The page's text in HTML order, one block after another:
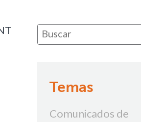
Temas
Comunicados de